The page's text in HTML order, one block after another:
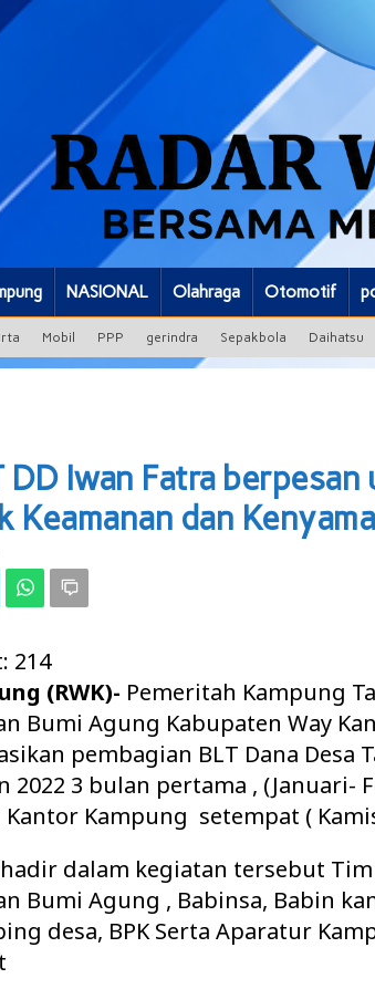
NASIONAL Olahraga Otomotif
Mobil PPP gerindra Sepakbola Daihatsu
DD Iwan Fatra
Keamanan dan
214
(RWK)- Pemeritah Kampung
Bumi Agung Kabupaten Way
pembagian BLT Dana Desa
2022 3 bulan pertama , (Januari-
Kampung setempat (
dalam kegiatan tersebut
Bumi Agung , Babinsa, Babin
desa, BPK Serta Aparatur